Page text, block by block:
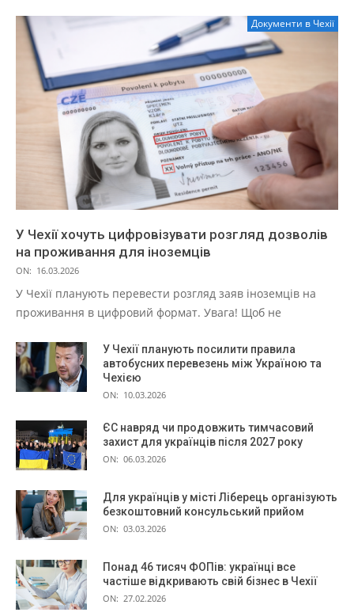
Документи в Чехії
У Чехії хочуть цифровізувати розгляд дозволів
на проживання для іноземців
ON: 16.03.2026
У Чехії планують перевести розгляд заяв іноземців на
проживання в цифровий формат. Увага! Щоб не
У Чехії планують посилити правила
автобусних перевезень між Україною та
Чехією
ON: 10.03.2026
ЄС навряд чи продовжить тимчасовий
захист для українців після 2027 року
ON: 06.03.2026
Для українців у місті Ліберець організують
безкоштовний консульський прийом
ON: 03.03.2026
Понад 46 тисяч ФОПів: українці все
частіше відкривають свій бізнес в Чехії
ON: 27.02.2026